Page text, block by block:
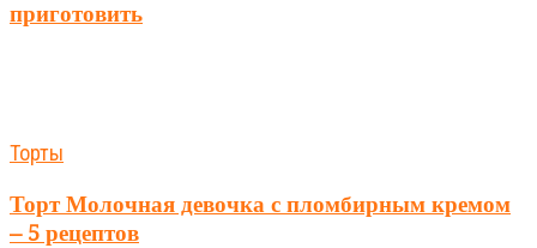
приготовить
Торты
Торт Молочная девочка с пломбирным кремом
– 5 рецептов